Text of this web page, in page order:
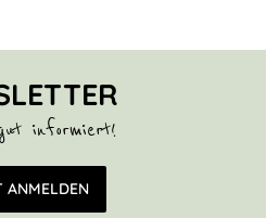
informiert!
ANMELDEN